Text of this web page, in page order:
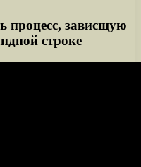
процесс, зависщую
строке